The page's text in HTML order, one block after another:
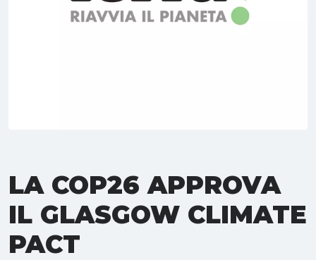
LA COP26 APPROVA
IL GLASGOW CLIMATE
PACT